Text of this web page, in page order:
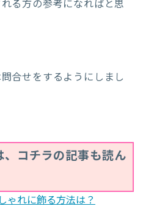
る方の参考になればと思
合せをするようにしまし
コチラの記事も読ん
ゃれに飾る方法は？